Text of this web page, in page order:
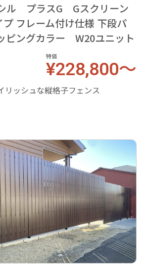
ル プラスG Gスクリーン
フレーム付け仕様 下段パ
ピングカラー W20ユニット
特価
¥228,800～
リッシュな縦格子フェンス